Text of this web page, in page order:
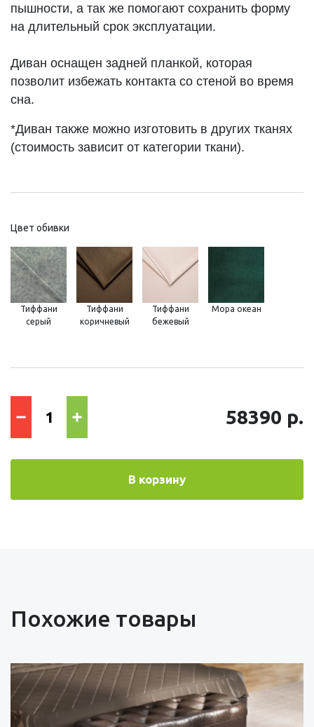
пышности, а так же помогают сохранить форму
на длительный срок эксплуатации.
Диван оснащен задней планкой, которая
позволит избежать контакта со стеной во время
сна.
*Диван также можно изготовить в других тканях
(стоимость зависит от категории ткани).
Цвет обивки
Тиффани
серый
Тиффани
коричневый
Тиффани
бежевый
Мора океан
58390 р.
В корзину
Похожие товары